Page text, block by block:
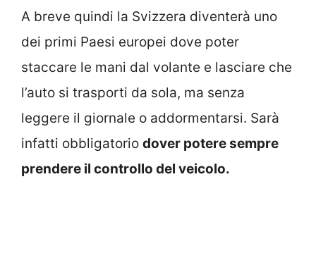
A breve quindi la Svizzera diventerà uno
dei primi Paesi europei dove poter
staccare le mani dal volante e lasciare che
l’auto si trasporti da sola, ma senza
leggere il giornale o addormentarsi. Sarà
infatti obbligatorio dover potere sempre
prendere il controllo del veicolo.